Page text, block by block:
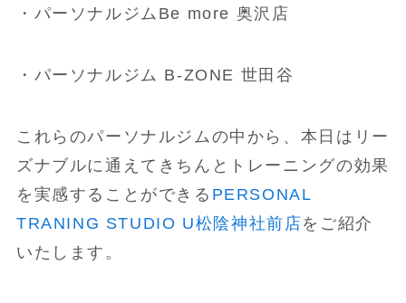
・パーソナルジムBe more 奥沢店
・パーソナルジム B-ZONE 世田谷
これらのパーソナルジムの中から、本日はリー
ズナブルに通えてきちんとトレーニングの効果
を実感することができる PERSONAL
TRANING STUDIO U松陰神社前店をご紹介
いたします。